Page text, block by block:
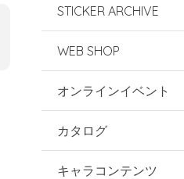
STICKER ARCHIVE
WEB SHOP
オンラインイベント
カタログ
キャラコンテンツ